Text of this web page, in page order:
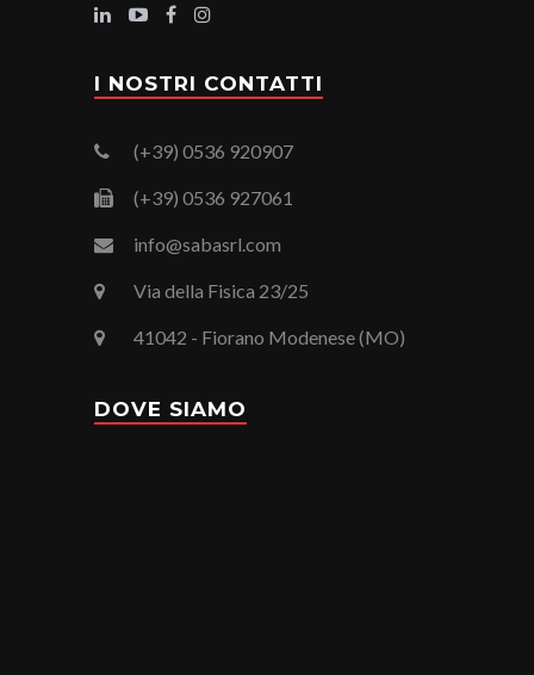
I NOSTRI CONTATTI
(+39) 0536 920907
(+39) 0536 927061
info@sabasrl.com
Via della Fisica 23/25
41042 - Fiorano Modenese (MO)
DOVE SIAMO